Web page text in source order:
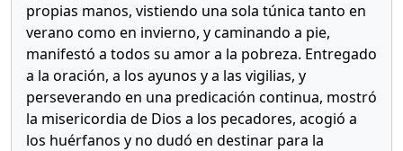
propias manos, vistiendo una sola túnica tanto en
verano como en invierno, y caminando a pie,
manifestó a todos su amor a la pobreza. Entregado
a la oración, a los ayunos y a las vigilias, y
perseverando en una predicación continua, mostró
la misericordia de Dios a los pecadores, acogió a
los huérfanos y no dudó en destinar para la